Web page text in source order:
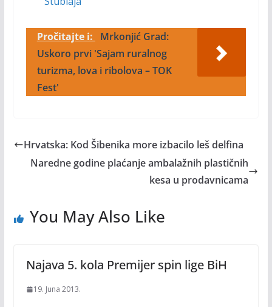
Pročitajte i:
Mrkonjić Grad:
Uskoro prvi 'Sajam ruralnog
turizma, lova i ribolova – TOK
Fest'
Hrvatska: Kod Šibenika more izbacilo leš delfina
Naredne godine plaćanje ambalažnih plastičnih
kesa u prodavnicama
You May Also Like
Najava 5. kola Premijer spin lige BiH
19. Juna 2013.